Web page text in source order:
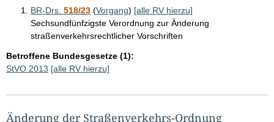
e
i
t
e
BR-Drs. 518/23 (Vorgang) [alle RV hierzu]
Sechsundfünfzigste Verordnung zur Änderung
straßenverkehrsrechtlicher Vorschriften
Betroffene Bundesgesetze (1):
StVO 2013 [alle RV hierzu]
Änderung der Straßenverkehrs-Ordnung